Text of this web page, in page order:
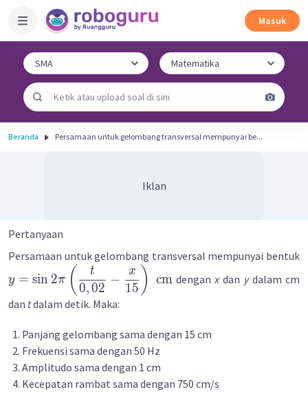
Masuk
Beranda Persamaan untuk gelombang transversal mempunyai be...
Iklan
Pertanyaan
Persamaan untuk gelombang transversal mempunyai bentuk
y = sin 2π ( 0, 02
t
−
15
x ) cmdenganxdan y dalam cm
dan tdalam detik. Maka:
Panjang gelombang sama dengan 15 cm
Frekuensi sama dengan 50 Hz
Amplitudo sama dengan 1 cm
Kecepatan rambat sama dengan 750 cm/s